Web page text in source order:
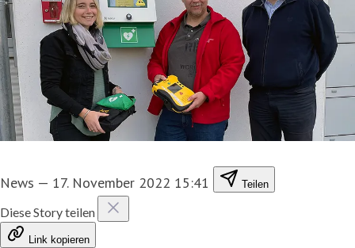
News — 17. November 2022 15:41 Teilen
Diese Story teilen
Link kopieren